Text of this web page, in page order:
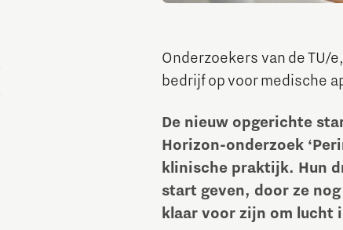
Onderzoekers van de TU/
bedrijf op voor medische
De nieuw opgerichte
Horizon-onderzoek
klinische praktijk. Hun
start geven, door ze
klaar voor zijn om lucht